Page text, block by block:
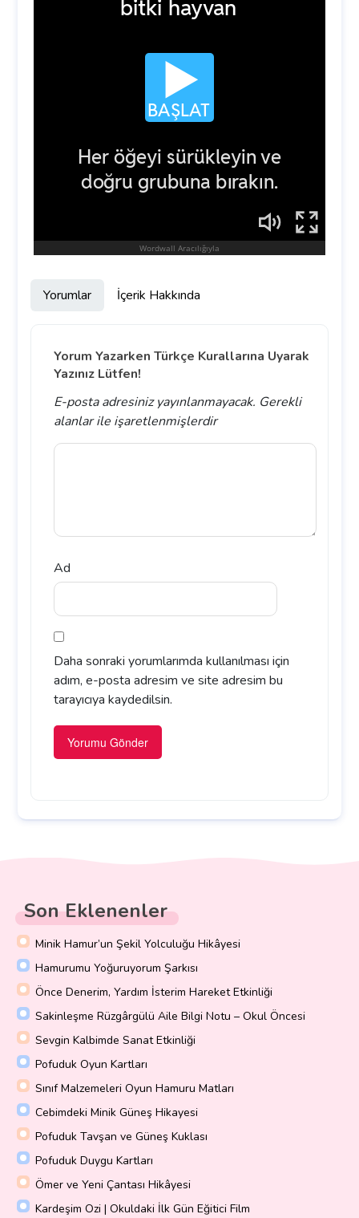
Yorumlar İçerik Hakkında
Yorum Yazarken Türkçe Kurallarına Uyarak
Yazınız Lütfen!
E-posta adresiniz yayınlanmayacak. Gerekli
alanlarile işaretlenmişlerdir
Ad
Daha sonraki yorumlarımda kullanılması için
adım, e-posta adresim ve site adresim bu
tarayıcıya kaydedilsin.
Son Eklenenler
Minik Hamur’un Şekil Yolculuğu Hikâyesi
Hamurumu Yoğuruyorum Şarkısı
Önce Denerim, Yardım İsterim Hareket Etkinliği
Sakinleşme Rüzgârgülü Aile Bilgi Notu – Okul Öncesi
Sevgin Kalbimde Sanat Etkinliği
Pofuduk Oyun Kartları
Sınıf Malzemeleri Oyun Hamuru Matları
Cebimdeki Minik Güneş Hikayesi
Pofuduk Tavşan ve Güneş Kuklası
Pofuduk Duygu Kartları
Ömer ve Yeni Çantası Hikâyesi
Kardeşim Ozi | Okuldaki İlk Gün Eğitici Film